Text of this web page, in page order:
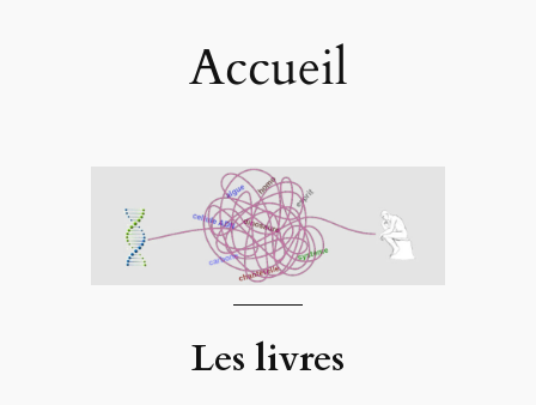
Accueil
Les livres